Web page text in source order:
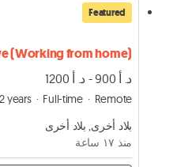
Featured
(Working from home)
د. أ 900 - د. أ 1200
years Full-time
Remote
بلاد أخرى, بلاد أخرى
منذ ١٧ ساعة